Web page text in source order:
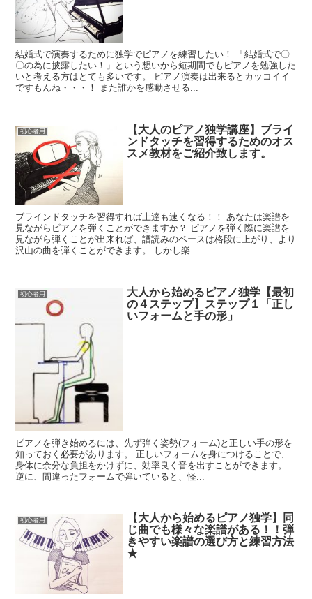
結婚式で演奏するために独学でピアノを練習したい！ 「結婚式で〇
〇の為に披露したい！」という想いから短期間でもピアノを勉強した
いと考える方はとても多いです。 ピアノ演奏は出来るとカッコイイ
ですもんね・・・！ また誰かを感動させる...
初心者用
【大人のピアノ独学講座】ブライ
ンドタッチを習得するためのオス
スメ教材をご紹介致します。
ブラインドタッチを習得すれば上達も速くなる！！ あなたは楽譜を
見ながらピアノを弾くことができますか？ ピアノを弾く際に楽譜を
見ながら弾くことが出来れば、譜読みのペースは格段に上がり、より
沢山の曲を弾くことができます。 しかし楽...
初心者用
大人から始めるピアノ独学【最初
の４ステップ】ステップ１「正し
いフォームと手の形」
ピアノを弾き始めるには、先ず弾く姿勢(フォーム)と正しい手の形を
知っておく必要があります。 正しいフォームを身につけることで、
身体に余分な負担をかけずに、効率良く音を出すことができます。
逆に、間違ったフォームで弾いていると、怪...
初心者用
【大人から始めるピアノ独学】同
じ曲でも様々な楽譜がある！！弾
きやすい楽譜の選び方と練習方法
★